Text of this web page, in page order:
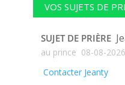
VOS SUJETS DE
SUJET DE PRIÈRE
au prince 08-08-2026
Contacter Jeanty